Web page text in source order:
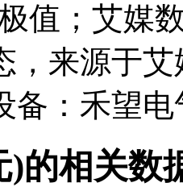
值；艾媒
，来源于
备：禾望
)的相关数